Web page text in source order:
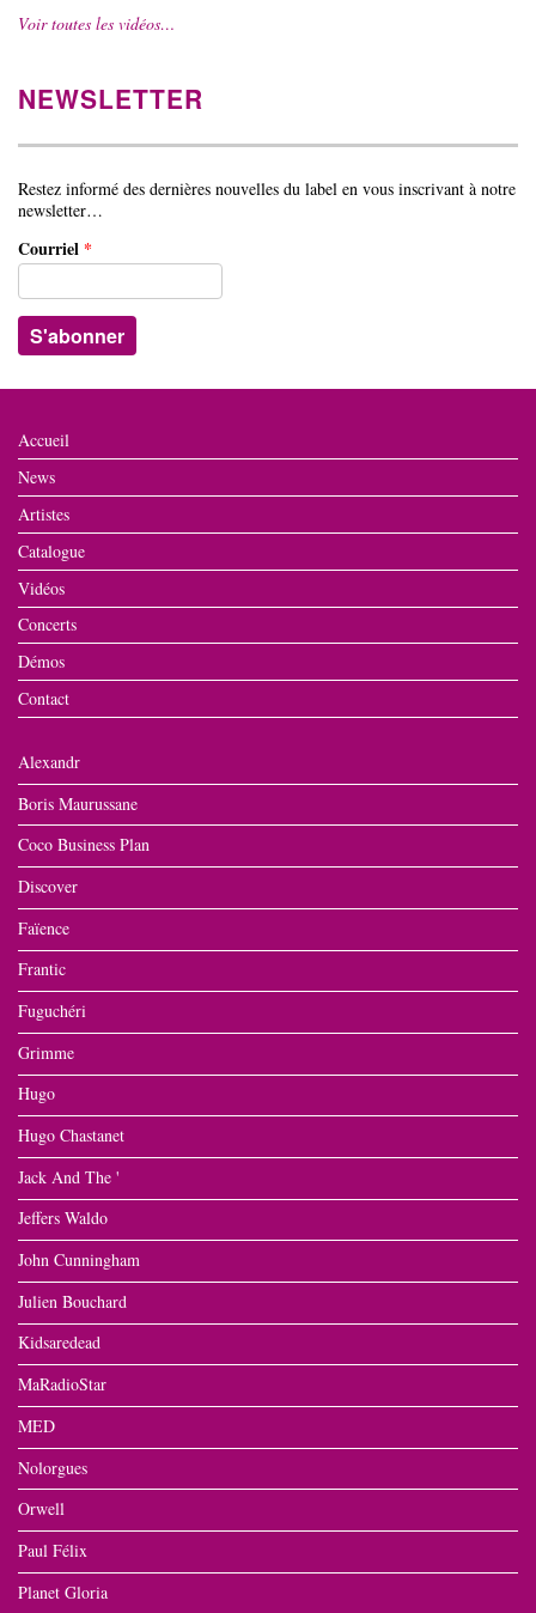
Voir toutes les vidéos…
NEWSLETTER
Restez informé des dernières nouvelles du label en vous inscrivant à notre
newsletter…
Courriel *
Accueil
News
Artistes
Catalogue
Vidéos
Concerts
Démos
Contact
Alexandr
Boris Maurussane
Coco Business Plan
Discover
Faïence
Frantic
Fuguchéri
Grimme
Hugo
Hugo Chastanet
Jack And The '
Jeffers Waldo
John Cunningham
Julien Bouchard
Kidsaredead
MaRadioStar
MED
Nolorgues
Orwell
Paul Félix
Planet Gloria